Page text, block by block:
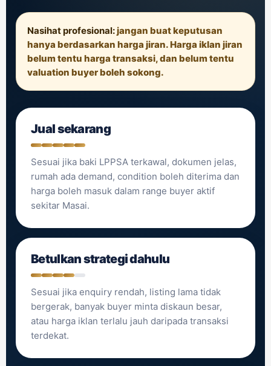
Nasihat profesional:jangan buat keputusan
hanya berdasarkan harga jiran. Harga iklan jiran
belum tentu harga transaksi, dan belum tentu
valuation buyer boleh sokong.
Jual sekarang
Sesuai jika baki LPPSA terkawal, dokumen jelas,
rumah ada demand, condition boleh diterima dan
harga boleh masuk dalam range buyer aktif
sekitar Masai.
Betulkan strategi dahulu
Sesuai jika enquiry rendah, listing lama tidak
bergerak, banyak buyer minta diskaun besar,
atau harga iklan terlalu jauh daripada transaksi
terdekat.